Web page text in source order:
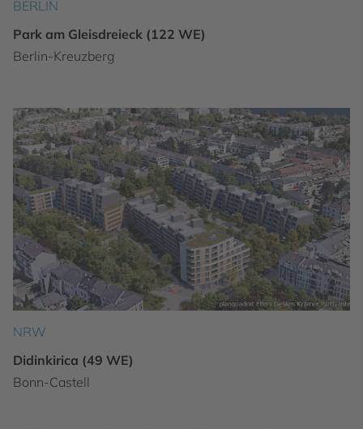
BERLIN
Park am Gleisdreieck (122 WE)
Berlin-Kreuzberg
NRW
Didinkirica (49 WE)
Bonn-Castell